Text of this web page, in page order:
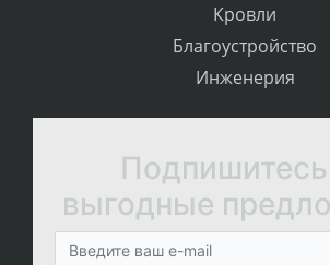
Кровли
Благоустройство
Инженерия
выгодные